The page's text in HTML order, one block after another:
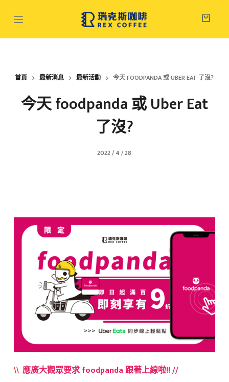
至
主
容
首頁 最新消息 最新活動 今天 FOODPANDA 或 UBER EAT 了沒?​
今天 foodpanda 或 Uber Eat
了沒?​
2022 / 4 / 28
\\ ​ 應廣大觀眾要求 foodpanda 跟著上線啦!! //